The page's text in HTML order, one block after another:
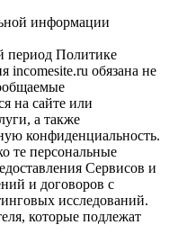
информации
период Политике
incomesite.ru обязана не
на сайте или
а также
конфиденциальность.
те персональные
Сервисов и
и договоров с
исследований.
которые подлежат